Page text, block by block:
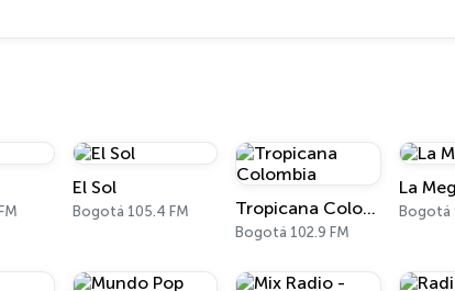
El Sol
Bogotá 105.4 FM Tropicana Colombia
Bogotá 102.9 FM
La
Bogotá